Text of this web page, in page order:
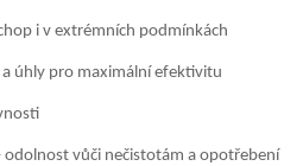
i v extrémních podmínkách
úhly pro maximální efektivitu
odolnost vůči nečistotám a opotřebení